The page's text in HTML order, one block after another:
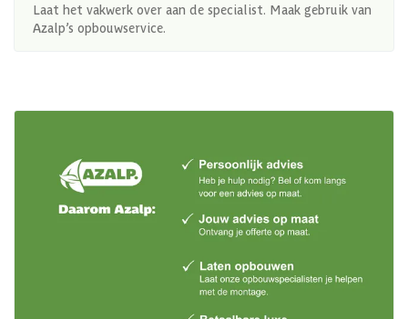
Laat het vakwerk over aan de specialist. Maak gebruik van
Azalp’s opbouwservice.